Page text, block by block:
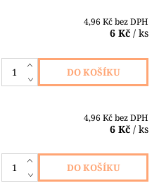
4,96 Kč bez DPH
6 Kč / ks
4,96 Kč bez DPH
6 Kč / ks